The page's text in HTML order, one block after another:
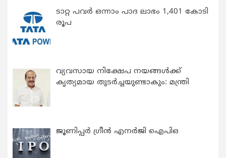
ടാറ്റ പവർ ഒന്നാം പാദ ലാഭം 1,401 കോടി
രൂപ
വ്യവസായ നിക്ഷേപ നയങ്ങള്‍ക്ക്
കൃത്യമായ തുടര്‍ച്ചയുണ്ടാകും: മന്ത്രി
ജൂണിപ്പർ ഗ്രീൻ എനർജി ഐപിഒ